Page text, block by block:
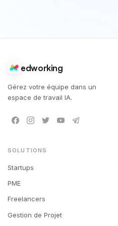
edworking
Gérez votre équipe dans un
espace de travail IA.
SOLUTIONS
Startups
PME
Freelancers
Gestion de Projet